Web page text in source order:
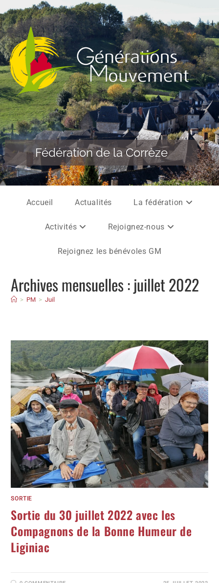
Fédération de la Corrèze
Accueil Actualités La fédération
Activités Rejoignez-nous
Rejoignez les bénévoles GM
Archives mensuelles : juillet 2022
> PM > Juil
SORTIE
Sortie du 30 juillet 2022 avec les
Compagnons de la Bonne Humeur de
Liginiac